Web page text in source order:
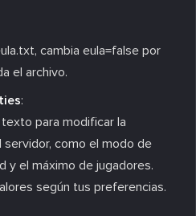
cambia eula=false por
el archivo.
:
para modificar la
servidor, como el modo de
y el máximo de jugadores.
según tus preferencias.